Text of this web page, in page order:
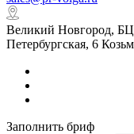
Великий Новгород,
Петербургская, 6
Заполнить бриф